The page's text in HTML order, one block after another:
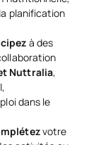
planification
à des
Nuttralia,
dans le
votre